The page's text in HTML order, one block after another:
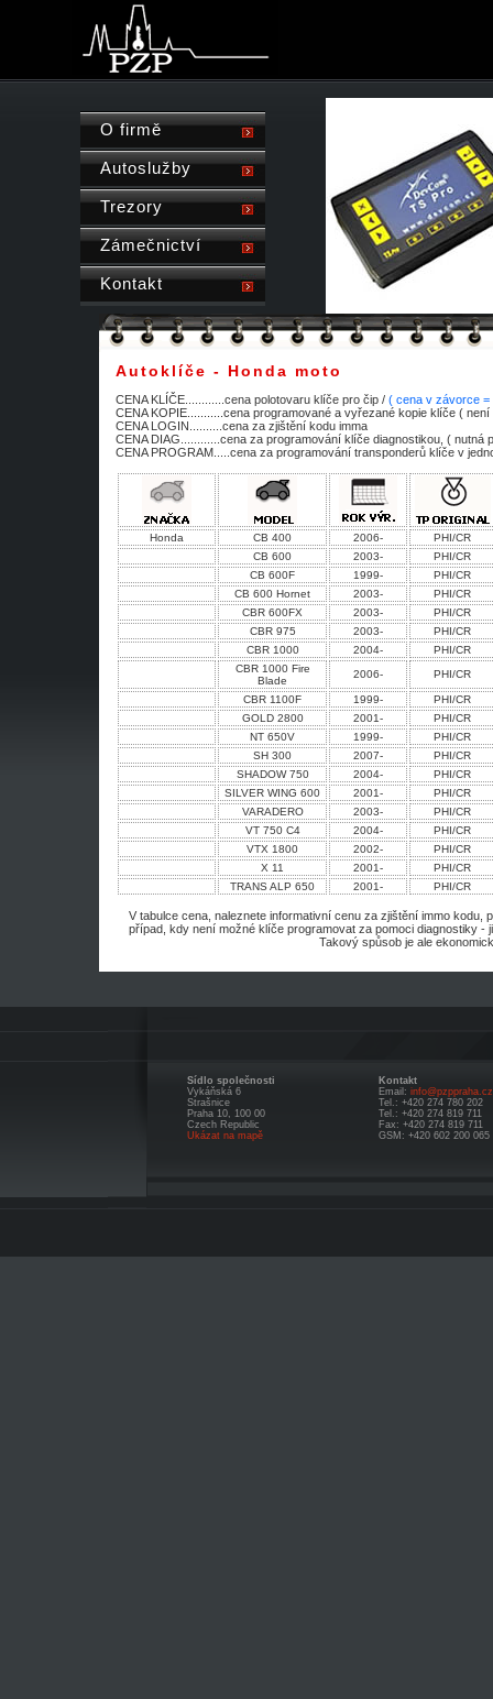
O firmě
Autoslužby
Trezory
Zámečnictví
Kontakt
Autoklíče - Honda moto
CENA KLÍČE............cena polotovaru klíče pro čip / ( cena v závorce
CENA KOPIE...........cena programované a vyřezané kopie klíče ( není
CENA LOGIN..........cena za zjištění kodu imma
CENA DIAG............cena za programování klíče diagnostikou, ( nutná
CENA PROGRAM.....cena za programování transponderů klíče v
Honda CB 400 2006-
PHI/CR
CB 600
2003-
PHI/CR
CB 600F
1999-
PHI/CR
CB 600 Hornet
2003-
PHI/CR
CBR 600FX
2003-
PHI/CR
CBR 975
2003-
PHI/CR
CBR 1000
2004-
PHI/CR
CBR 1000 Fire
Blade
2006- PHI/CR
CBR 1100F 1999-
PHI/CR
GOLD 2800
2001-
PHI/CR
NT 650V
1999-
PHI/CR
SH 300
2007-
PHI/CR
SHADOW 750
2004-
PHI/CR
SILVER WING 600
2001-
PHI/CR
VARADERO
2003-
PHI/CR
VT 750 C4
2004-
PHI/CR
VTX 1800
2002-
PHI/CR
X 11
2001-
PHI/CR
TRANS ALP 650
2001- PHI/CR
V tabulce cena, naleznete informativní cenu za zjištění immo
případ, kdy není možné klíče programovat za pomoci diagnostiky
Takový spůsob je ale
Sídlo společnosti
Vykáňská 6
Strašnice
Praha 10, 100 00
Czech Republic
Ukázat na mapě
Kontakt
Email: info@pzppraha.cz
Tel.: +420 274 780 202
Tel.: +420 274 819 711
Fax: +420 274 819 711
GSM: +420 602 200 065